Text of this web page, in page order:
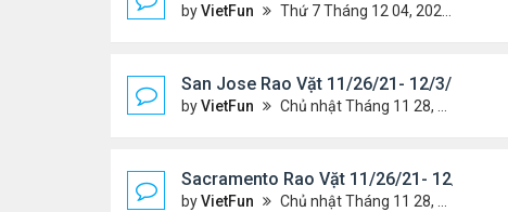
byVietFun Thứ 7 Tháng 12 04, 2021 7:38 pm
San Jose Rao Vặt 11/26/21- 12/3/21
byVietFun Chủ nhật Tháng 11 28, 2021 8:26 pm
Sacramento Rao Vặt 11/26/21- 12/3/21
byVietFun Chủ nhật Tháng 11 28, 2021 8:22 pm